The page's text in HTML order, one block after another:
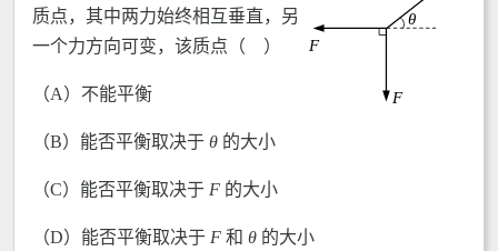
质点，其中两力始终相互垂直，另
一个力方向可变，该质点（ ）
（A）不能平衡
（B）能否平衡取决于 θ 的大小
（C）能否平衡取决于 F 的大小
（D）能否平衡取决于 F 和 θ 的大小